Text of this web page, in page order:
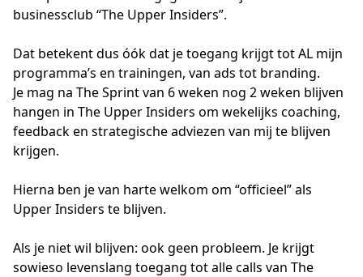
businessclub “The Upper Insiders”.
Dat betekent dus óók dat je toegang krijgt tot AL mijn
programma’s en trainingen, van ads tot branding.
Je mag na The Sprint van 6 weken nog 2 weken blijven
hangen in The Upper Insiders om wekelijks coaching,
feedback en strategische adviezen van mij te blijven
krijgen.
Hierna ben je van harte welkom om “officieel” als
Upper Insiders te blijven.
Als je niet wil blijven: ook geen probleem. Je krijgt
sowieso levenslang toegang tot alle calls van The